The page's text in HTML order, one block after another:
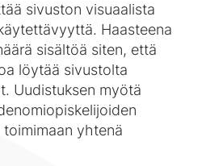
sivuston visuaalista
Haasteena
sisältöä siten, että
löytää sivustolta
Uudistuksen myötä
yhtenä